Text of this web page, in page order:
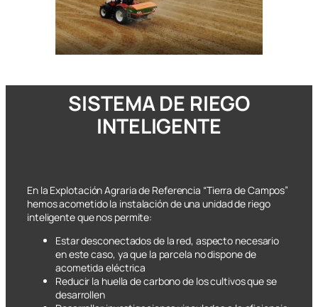
SISTEMA DE RIEGO
INTELIGENTE
En la Explotación Agraria de Referencia “Tierra de Campos”
hemos acometido la instalación de una unidad de riego
inteligente que nos permite:
Estar desconectados de la red, aspecto necesario
en este caso, ya que la parcela no dispone de
acometida eléctrica
Reducir la huella de carbono de los cultivos que se
desarrollen